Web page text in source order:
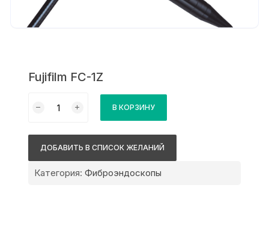
Fujifilm FC-1Z
товара
FC-
В КОРЗИНУ
ДОБАВИТЬ В СПИСОК ЖЕЛАНИЙ
Категория:Фиброэндоскопы